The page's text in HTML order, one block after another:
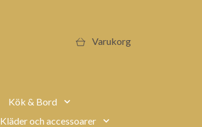
Varukorg
Kök & Bord
Kläder och accessoarer